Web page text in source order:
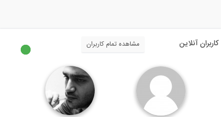
بخشی از فیلم آموزشی تاثیر مقاومت...
کاربران آنلاین مشاهده تمام کاربران